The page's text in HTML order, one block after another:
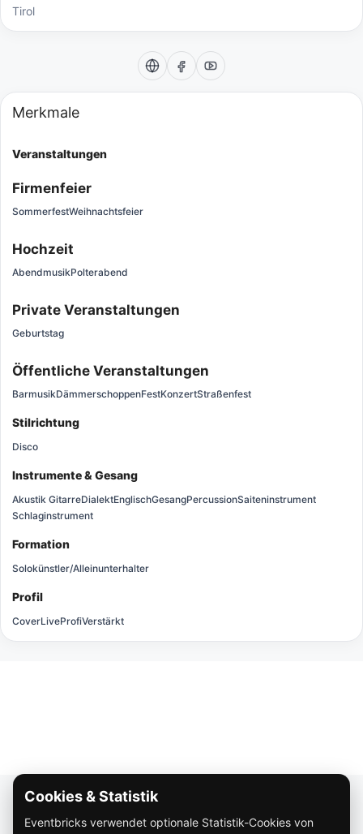
Tirol
Merkmale
Veranstaltungen
Firmenfeier
SommerfestWeihnachtsfeier
Hochzeit
AbendmusikPolterabend
Private Veranstaltungen
Geburtstag
Öffentliche Veranstaltungen
BarmusikDämmerschoppenFestKonzertStraßenfest
Stilrichtung
Disco
Instrumente & Gesang
Akustik GitarreDialektEnglischGesangPercussionSaiteninstrument
Schlaginstrument
Formation
Solokünstler/Alleinunterhalter
Profil
CoverLiveProfiVerstärkt
Über Eventbricks
So funktioniert Eventbricks
Cookies & Statistik
Eventbricks verwendet optionale Statistik-Cookies von